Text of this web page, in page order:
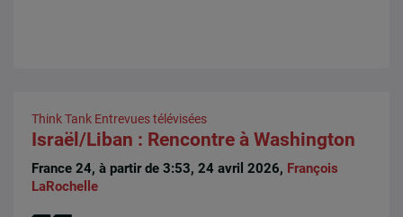
Think Tank Entrevues télévisées
Israël/Liban : Rencontre à Washington
France 24, à partir de 3:53, 24 avril 2026, François
LaRochelle